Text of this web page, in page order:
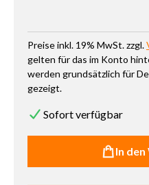
Preise inkl. 19% MwSt. zzgl.
gelten für das im Konto
werden grundsätzlich für
gezeigt.
Sofort verfügbar
In